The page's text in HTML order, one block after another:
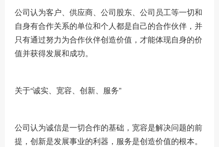
公司认为客户、供应商、公司股东、公司员工等一切和
自身有合作关系的单位和个人都是自己的合作伙伴，并
只有通过努力为合作伙伴创造价值，才能体现自身的价
值并获得发展和成功。
关于“诚实、宽容、创新、服务”
公司认为诚信是一切合作的基础，宽容是解决问题的前
提，创新是发展事业的利器，服务是创造价值的根本。